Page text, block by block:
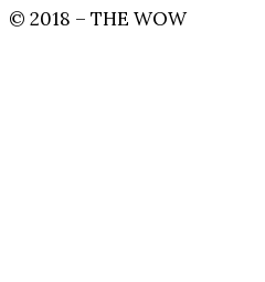
© 2018 – THE WOW